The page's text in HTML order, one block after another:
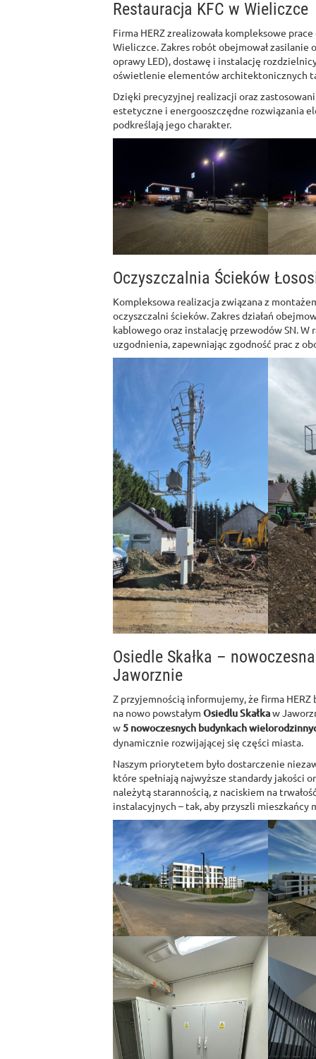
Restauracja KFC w Wieliczce
Firma HERZ zrealizowała kompleksowe
Wieliczce. Zakres robót obejmował
oprawy LED), dostawę i instalację
oświetlenie elementów architektonicznych
Dzięki precyzyjnej realizacji oraz
estetyczne i energooszczędne rozwiązania
podkreślają jego charakter.
Oczyszczalnia Ścieków
Kompleksowa realizacja związana z
oczyszczalni ścieków. Zakres działań
kablowego oraz instalację przewodów SN.
uzgodnienia, zapewniając zgodność prac z
Osiedle Skałka –
Jaworznie
Z przyjemnością informujemy, że firma
na nowo powstałym Osiedlu Skałkaw
w5 nowoczesnych budynkach
dynamicznie rozwijającej się części miasta.
Naszym priorytetem było dostarczenie
które spełniają najwyższe standardy jakości
należytą starannością, z naciskiem na
instalacyjnych – tak, aby przyszli